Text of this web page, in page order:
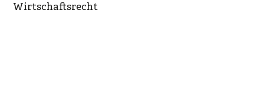
Wirtschaftsrecht